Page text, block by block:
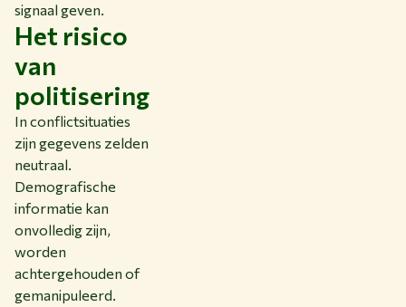
signaal geven.
Het risico
van
politisering
In conflictsituaties
zijn gegevens zelden
neutraal.
Demografische
informatie kan
onvolledig zijn,
worden
achtergehouden of
gemanipuleerd.